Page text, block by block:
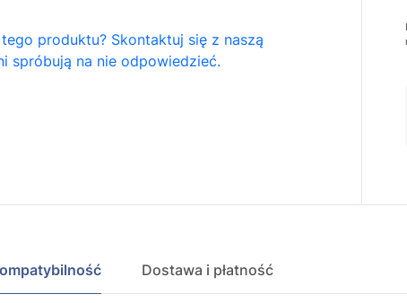
produktu? Skontaktuj się z naszą
spróbują na nie odpowiedzieć.
Dostawa i płatność